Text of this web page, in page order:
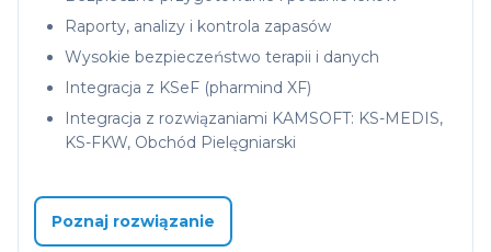
Raporty, analizy i kontrola zapasów
Wysokie bezpieczeństwo terapii i danych
Integracja z KSeF (pharmind XF)
Integracja z rozwiązaniami KAMSOFT: KS-MEDIS,
KS-FKW, Obchód Pielęgniarski
Poznaj rozwiązanie